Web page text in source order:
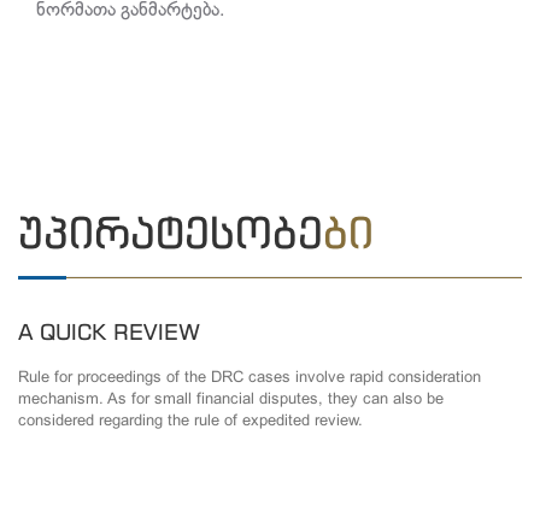
ნორმათა განმარტება.
ᲣᲞᲘᲠᲐᲢᲔᲡᲝᲑᲔᲑᲘ
A QUICK REVIEW
Rule for proceedings of the DRC cases involve rapid consideration
mechanism. As for small financial disputes, they can also be
considered regarding the rule of expedited review.